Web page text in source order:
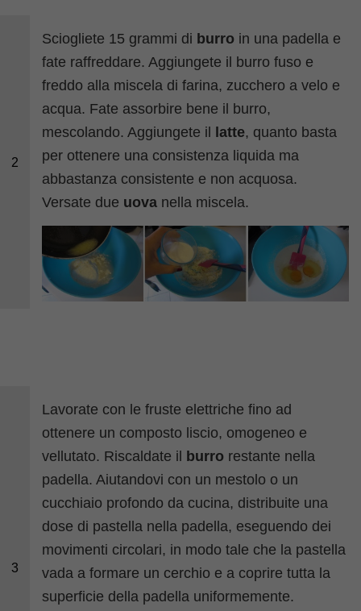
2
Sciogliete 15 grammi di burro in una padella e
fate raffreddare. Aggiungete il burro fuso e
freddo alla miscela di farina, zucchero a velo e
acqua. Fate assorbire bene il burro,
mescolando. Aggiungete il latte, quanto basta
per ottenere una consistenza liquida ma
abbastanza consistente e non acquosa.
Versate due uova nella miscela.
3
Lavorate con le fruste elettriche fino ad
ottenere un composto liscio, omogeneo e
vellutato. Riscaldate il burro restante nella
padella. Aiutandovi con un mestolo o un
cucchiaio profondo da cucina, distribuite una
dose di pastella nella padella, eseguendo dei
movimenti circolari, in modo tale che la pastella
vada a formare un cerchio e a coprire tutta la
superficie della padella uniformemente.